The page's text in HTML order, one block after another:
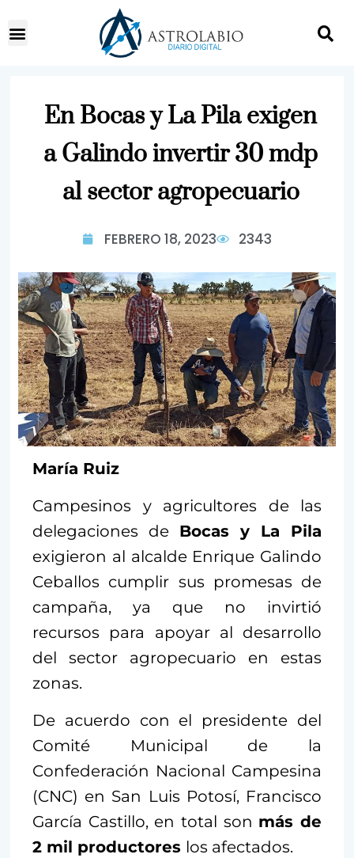
En Bocas y La Pila exigen
a Galindo invertir 30 mdp
al sector agropecuario
FEBRERO 18, 2023 2343
María Ruiz
Campesinos y agricultores de las
delegaciones de Bocas y La Pila
exigieron al alcalde Enrique Galindo
Ceballos cumplir sus promesas de
campaña, ya que no invirtió
recursos para apoyar al desarrollo
del sector agropecuario en estas
zonas.
De acuerdo con el presidente del
Comité Municipal de la
Confederación Nacional Campesina
(CNC) en San Luis Potosí, Francisco
García Castillo, en total son más de
2 mil productores los afectados.